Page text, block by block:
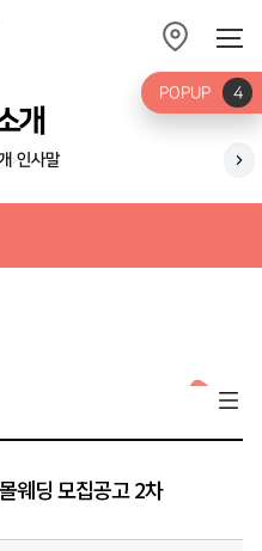
개
›인사말 미
웨딩 모집공고 2차
POPUP 4